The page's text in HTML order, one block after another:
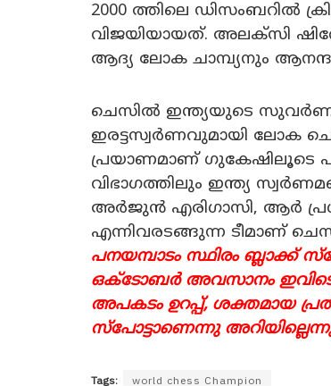
2000 ത്തിലെ ഡിസംബറിൽ
വിജയിയായത്. അലക്സി
ആദ്യ ലോക ചാമ്പ്യനും
ചെസിൽ ഇന്ത്യയുടെ സുവർണ
ഇരട്ടസ്വർണവുമായി ലോക
പ്രയാണമാണ് ഗുകേഷിലൂടെ
വിഭാഗത്തിലും ഇന്ത്യ
അർജുൻ എരിഗാസി, ആർ
എന്നിവരടങ്ങുന്ന ടീമാണ്
പനയമ്പാടം സ്ഥിരം ബ്ലാക്ക്
ഒക്ടോബർ അവസാനം
അപകടം ഉറപ്പ്, ശക്തമായ
സ്പോട്ടാണെന്നു
Tags: world chess Champion